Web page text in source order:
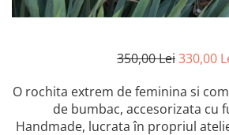
350,00 Lei330,00
O rochita extrem de feminina si
de bumbac, accesorizata cu
Handmade, lucrata în propriul